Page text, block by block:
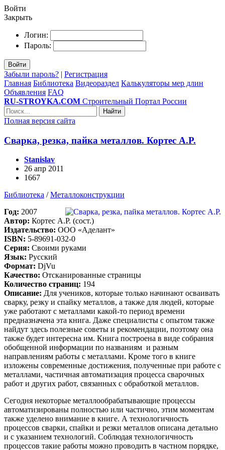
Войти
Закрыть
Логин:
Пароль:
Войти
Забыли пароль? | Регистрация
Главная Библиотека Видеораздел Калькуляторы мер длин
Объявления FAQ
RU-STROYKA.COM Строительный Портал России
Найти
Полная версия сайта
Сварка, резка, пайка металлов. Кортес А.Р.
Stanislav
26 апр 2011
1667
Библиотека /Металлоконструкции
Год: 2007
Автор: Кортес А.Р. (сост.)
Издательство: ООО «Аделант»
ISBN: 5-89691-032-0
Серия: Своими руками
Язык: Русский
Формат: DjVu
Качество: Отсканированные страницы
Количество страниц: 194
Описание: Для учеников, которые только начинают осваивать
сварку, резку и спайку металлов, а также для людей, которые
уже работают с металлами какой-то период времени
предназначена эта книга. Даже специалисты с опытом также
найдут здесь полезные советы и рекомендации, поэтому она
также будет интересна им. Книга построена в виде собрания
обобщенной информации по названиям и разным
направлениям работы с металлами. Кроме того в книге
изложены современные достижения, полученные при работе с
металлами, частичная автоматизация процесса сварочных
работ и других работ, связанных с обработкой металлов.
Сегодня некоторые металлообрабатывающие процессы
автоматизированы полностью или частично, этим моментам
также уделено внимание в книге. А технологичность
процессов сварки, спайки и резки металлов описана детально
и с указанием технологий. Соблюдая технологичность
процессов такие работы можно проводить в частном порядке,